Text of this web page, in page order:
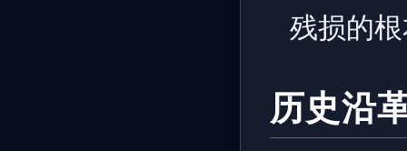
残损的
历史沿